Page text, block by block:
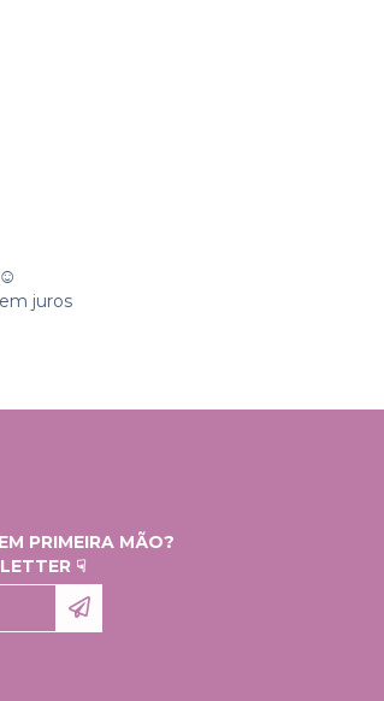
juros
PRIMEIRA MÃO?
☟